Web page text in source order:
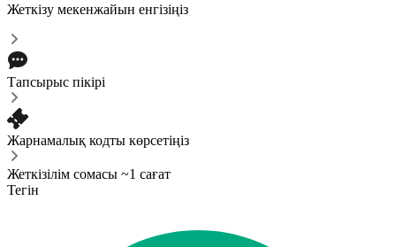
Жеткізу мекенжайын енгізіңіз
Тапсырыс пікірі
Жарнамалық кодты көрсетіңіз
Жеткізілім сомасы ~1 сағат
Тегін